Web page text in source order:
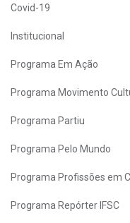
Covid-19
Institucional
Programa Em Ação
Programa Movimento
Programa Partiu
Programa Pelo Mundo
Programa Profissões em
Programa Repórter IFSC